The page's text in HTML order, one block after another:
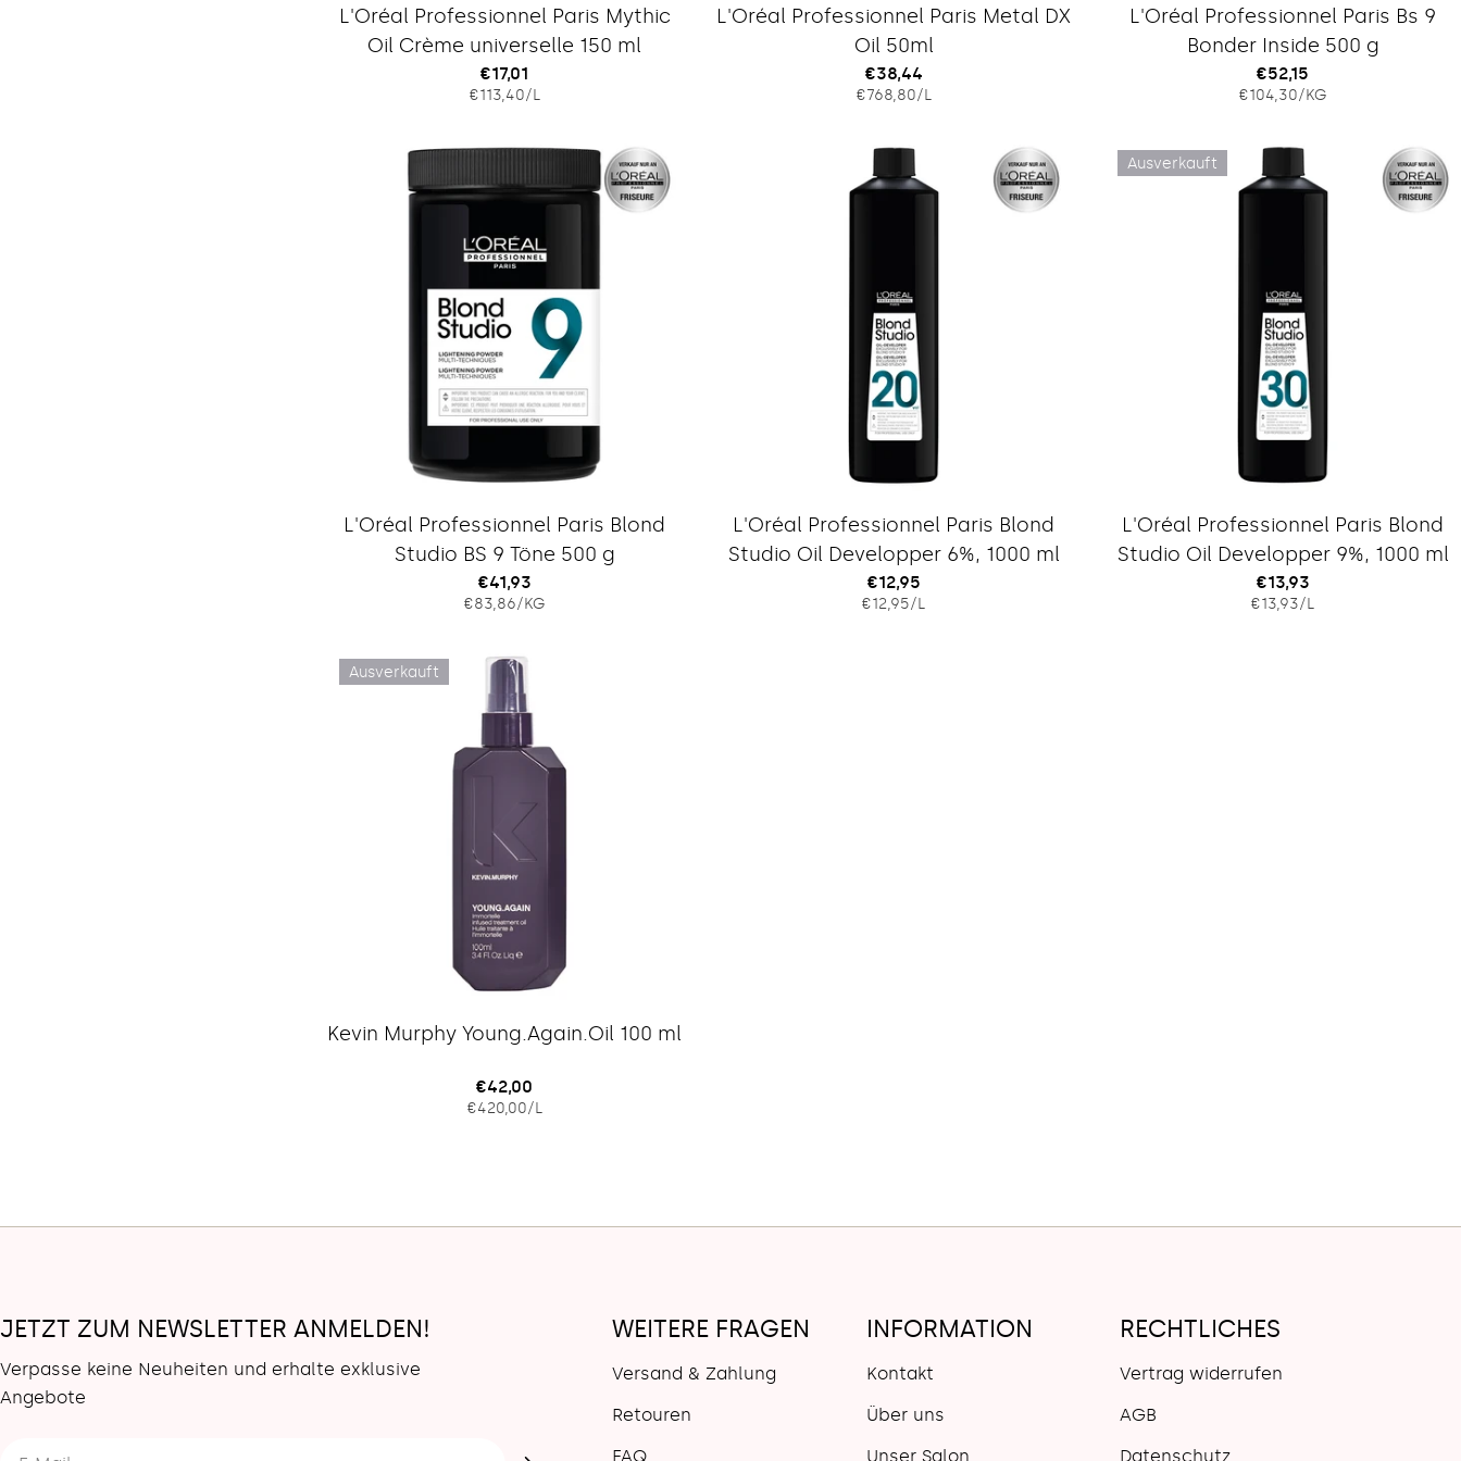
Typ:
L'Oréal Professionnel Paris Mythic
Oil Crème universelle 150 ml
Regulärer
Preis
€17,01
EINZELPREIS
€113,40/PRO
L
Typ:
L'Oréal Professionnel Paris Metal DX
Oil 50ml
Regulärer
Preis
€38,44
EINZELPREIS
€768,80/PRO
L
Typ:
L'Oréal Professionnel Paris Bs 9
Bonder Inside 500 g
Regulärer
Preis
€52,15
EINZELPREIS
€104,30/PRO
KG
Typ:
L'Oréal Professionnel Paris Blond
Studio BS 9 Töne 500 g
Regulärer
Preis
€41,93
EINZELPREIS
€83,86/PRO
KG
Typ:
L'Oréal Professionnel Paris Blond
Studio Oil Developper 6%, 1000 ml
Regulärer
Preis
€12,95
EINZELPREIS
€12,95/PRO
L
Ausverkauft
Typ:
L'Oréal Professionnel Paris Blond
Studio Oil Developper 9%, 1000 ml
Regulärer
Preis
€13,93
EINZELPREIS
€13,93/PRO
L
Ausverkauft
Typ:
Kevin Murphy Young.Again.Oil 100 ml
Regulärer
Preis
€42,00
EINZELPREIS
€420,00/PRO
L
JETZT ZUM NEWSLETTER ANMELDEN!
Verpasse keine Neuheiten und erhalte exklusive
Angebote
WEITERE FRAGEN
Versand & Zahlung
Retouren
FAQ
INFORMATION
Kontakt
Über uns
Unser Salon
RECHTLICHES
Vertrag widerrufen
AGB
Datenschutz